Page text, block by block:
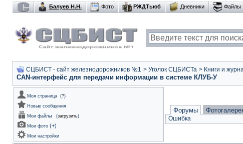
Балуев Н.Н. Фото РЖДТьюб Дневники Файлы
СЦБИСТ - сайт железнодорожников №1 > Уголок СЦБИСТа > Книги и
CAN-интерфейс для передачи информации в системе КЛУБ-У
Моя страница (?)
Новые сообщения
Мои файлы
(загрузить)
Мои фото (+)
Мои настройки
Форумы
Ошибка